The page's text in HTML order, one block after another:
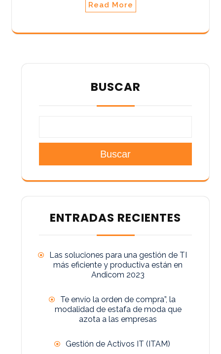
Read More
BUSCAR
Buscar
ENTRADAS RECIENTES
Las soluciones para una gestión de TI
más eficiente y productiva están en
Andicom 2023
Te envío la orden de compra”, la
modalidad de estafa de moda que
azota a las empresas
Gestión de Activos IT (ITAM)